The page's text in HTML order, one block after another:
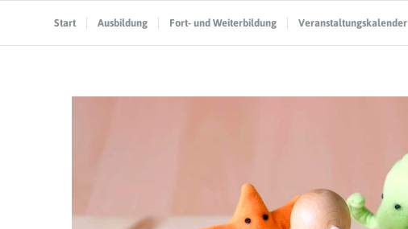
Start Ausbildung Fort- und Weiterbildung Veranstaltungskalender